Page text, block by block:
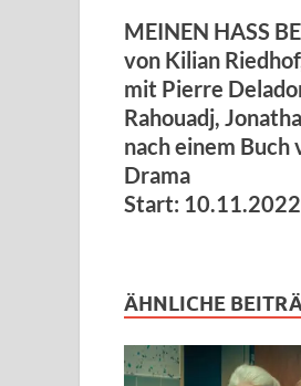
MEINEN HASS
von Kilian
mit Pierre
Rahouadj,
nach einem Buch
Drama
Start: 10.11.2022
ÄHNLICHE